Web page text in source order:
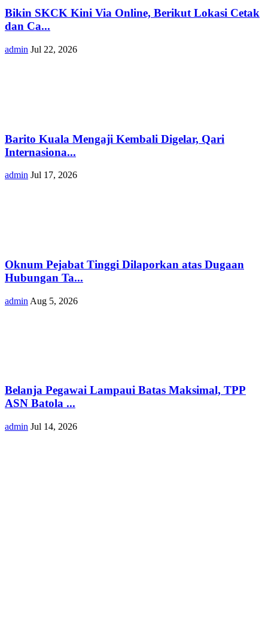
Bikin SKCK Kini Via Online, Berikut Lokasi Cetak
dan Ca...
admin Jul 22, 2026
Barito Kuala Mengaji Kembali Digelar, Qari
Internasiona...
admin Jul 17, 2026
Oknum Pejabat Tinggi Dilaporkan atas Dugaan
Hubungan Ta...
admin Aug 5, 2026
Belanja Pegawai Lampaui Batas Maksimal, TPP
ASN Batola ...
admin Jul 14, 2026